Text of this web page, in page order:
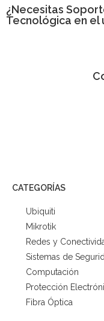
¿Necesitas
Tecnológica en el
CATEGORÍAS
Ubiquiti
Mikrotik
Redes y
Sistemas de
Computación
Protección
Fibra Óptica